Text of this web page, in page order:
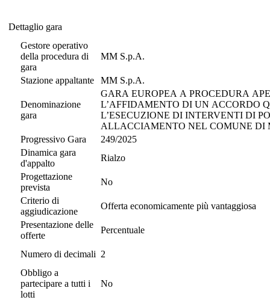
Dettaglio gara
Gestore operativo
della procedura di
gara
MM S.p.A.
Stazione appaltante MM S.p.A.
Denominazione
gara
GARA EUROPEA A PROCEDURA
L’AFFIDAMENTO DI UN ACCORDO
L’ESECUZIONE DI INTERVENTI DI
ALLACCIAMENTO NEL COMUNE DI
Progressivo Gara
249/2025
Dinamica gara
d'appalto
Rialzo
Progettazione
prevista
No
Criterio di
aggiudicazione
Offerta economicamente più vantaggiosa
Presentazione delle
offerte
Percentuale
Numero di decimali 2
Obbligo a
partecipare a tutti i
lotti
No